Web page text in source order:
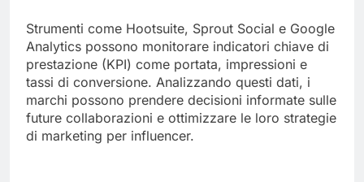
Strumenti come Hootsuite, Sprout Social e Google
Analytics possono monitorare indicatori chiave di
prestazione (KPI) come portata, impressioni e
tassi di conversione. Analizzando questi dati, i
marchi possono prendere decisioni informate sulle
future collaborazioni e ottimizzare le loro strategie
di marketing per influencer.